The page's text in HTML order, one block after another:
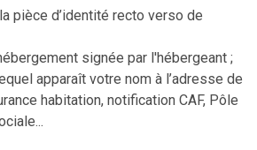
pièce d’identité recto verso de
signée par l'hébergeant ;
apparaît votre nom à l’adresse de
habitation, notification CAF, Pôle